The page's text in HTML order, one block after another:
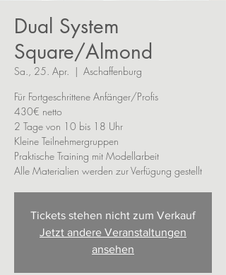
Dual System
Square/Almond
Sa., 25. Apr.
  |
Aschaffenburg
Für Fortgeschrittene Anfänger/Profis
430€ netto
2 Tage von 10 bis 18 Uhr
Kleine Teilnehmergruppen
Praktische Training mit Modellarbeit
Alle Materialien werden zur Verfügung gestellt
Tickets stehen nicht zum Verkauf
Jetzt andere Veranstaltungen
ansehen